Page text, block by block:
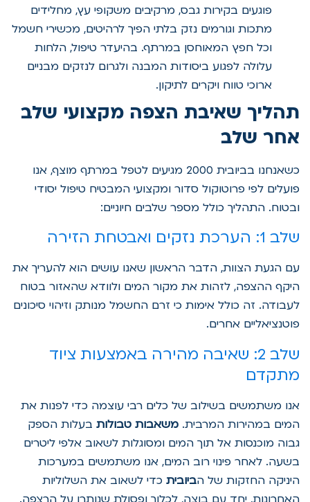
פוגעים בקירות גבס, מרקיבים משקופי עץ, מחלידים
מתכות וגורמים נזק בלתי הפיך לרהיטים, מכשירי חשמל
וכל חפץ המאוחסן במרתף. בהיעדר טיפול, הלחות
עלולה לפגוע ביסודות המבנה ולגרום לנזקים מבניים
ארוכי טווח ויקרים לתיקון.
תהליך שאיבת הצפה מקצועי שלב
אחר שלב
כשאנחנו בביובית 2000 מגיעים לטפל במרתף מוצף, אנו
פועלים לפי פרוטוקול סדור ומקצועי המבטיח טיפול יסודי
ובטוח. התהליך כולל מספר שלבים חיוניים:
שלב 1: הערכת נזקים ואבטחת הזירה
עם הגעת הצוות, הדבר הראשון שאנו עושים הוא להעריך את
היקף ההצפה, לזהות את מקור המים ולוודא שהאזור בטוח
לעבודה. זה כולל אימות כי זרם החשמל מנותק וזיהוי סיכונים
פוטנציאליים אחרים.
שלב 2: שאיבה מהירה באמצעות ציוד
מתקדם
אנו משתמשים בשילוב של כלים רבי עוצמה כדי לפנות את
המים במהירות המרבית. משאבות טבולות בעלות הספק
גבוה מוכנסות אל תוך המים ומסוגלות לשאוב אלפי ליטרים
בשעה. לאחר פינוי רוב המים, אנו משתמשים במערכות
היניקה החזקות של הביובית כדי לשאוב את השלוליות
האחרונות, יחד עם בוצה, לכלוך ופסולת שנותרו על הרצפה.